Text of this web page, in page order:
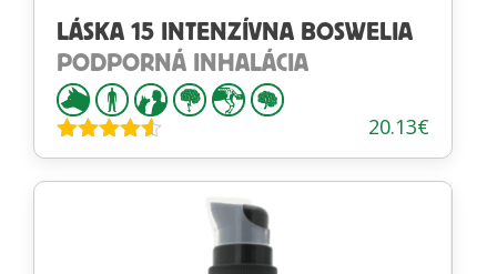
LÁSKA 15 INTENZÍVNA BOSWELIA
PODPORNÁ INHALÁCIA
Hodnotenie
20.13€